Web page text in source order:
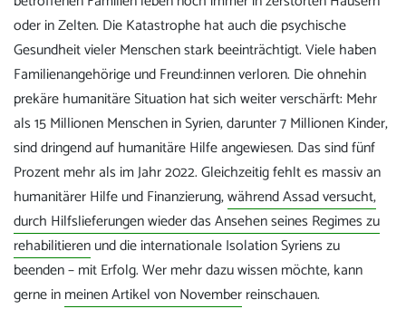
oder in Zelten. Die Katastrophe hat auch die psychische
Gesundheit vieler Menschen stark beeinträchtigt. Viele haben
Familienangehörige und Freund:innen verloren. Die ohnehin
prekäre humanitäre Situation hat sich weiter verschärft: Mehr
als 15 Millionen Menschen in Syrien, darunter 7 Millionen Kinder,
sind dringend auf humanitäre Hilfe angewiesen. Das sind fünf
Prozent mehr als im Jahr 2022. Gleichzeitig fehlt es massiv an
humanitärer Hilfe und Finanzierung,während Assad versucht,
durch Hilfslieferungen wieder das Ansehen seines Regimes zu
rehabilitierenund die internationale Isolation Syriens zu
beenden – mit Erfolg. Wer mehr dazu wissen möchte, kann
gerne inmeinen Artikel von Novemberreinschauen.